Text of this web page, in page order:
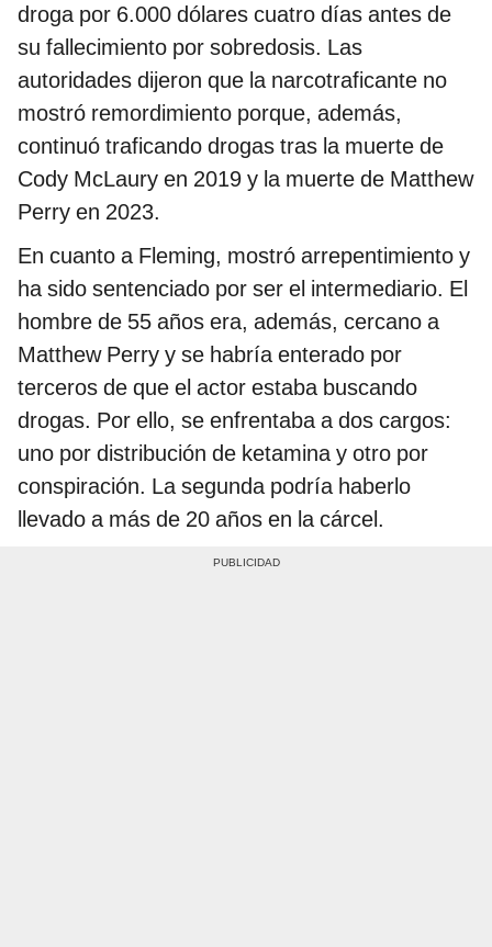
droga por 6.000 dólares cuatro días antes de
su fallecimiento por sobredosis. Las
autoridades dijeron que la narcotraficante no
mostró remordimiento porque, además,
continuó traficando drogas tras la muerte de
Cody McLaury en 2019 y la muerte de Matthew
Perry en 2023.
En cuanto a Fleming, mostró arrepentimiento y
ha sido sentenciado por ser el intermediario. El
hombre de 55 años era, además, cercano a
Matthew Perry y se habría enterado por
terceros de que el actor estaba buscando
drogas. Por ello, se enfrentaba a dos cargos:
uno por distribución de ketamina y otro por
conspiración. La segunda podría haberlo
llevado a más de 20 años en la cárcel.